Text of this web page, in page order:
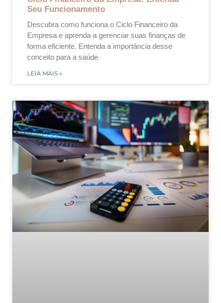
Seu Funcionamento
Descubra como funciona o Ciclo Financeiro da
Empresa e aprenda a gerenciar suas finanças de
forma eficiente. Entenda a importância desse
conceito para a saúde
LEIA MAIS »